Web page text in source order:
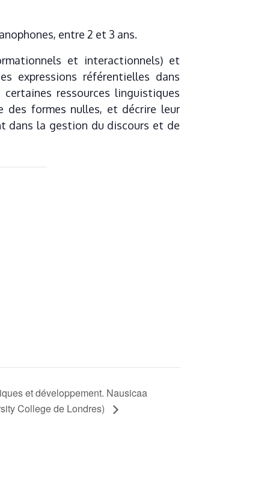
entre 2 et 3 ans.
et interactionnels) et
expressions référentielles dans
ressources linguistiques
des formes nulles, et décrire leur
dans la gestion du discours et de
et développement. Nausicaa
College de Londres)